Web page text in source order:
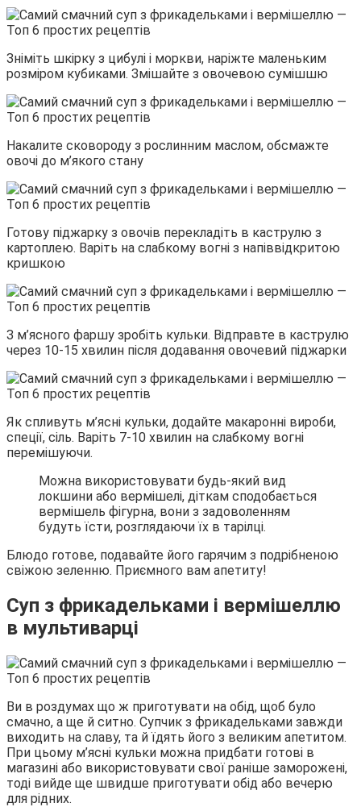
Зніміть шкірку з цибулі і моркви, наріжте маленьким
розміром кубиками. Змішайте з овочевою сумішшю
Накалите сковороду з рослинним маслом, обсмажте
овочі до м’якого стану
Готову піджарку з овочів перекладіть в каструлю з
картоплею. Варіть на слабкому вогні з напіввідкритою
кришкою
З м’ясного фаршу зробіть кульки. Відправте в каструлю
через 10-15 хвилин після додавання овочевий піджарки
Як спливуть м’ясні кульки, додайте макаронні вироби,
спеції, сіль. Варіть 7-10 хвилин на слабкому вогні
перемішуючи.
Можна використовувати будь-який вид
локшини або вермішелі, діткам сподобається
вермішель фігурна, вони з задоволенням
будуть їсти, розглядаючи їх в тарілці.
Блюдо готове, подавайте його гарячим з подрібненою
свіжою зеленню. Приємного вам апетиту!
Суп з фрикадельками і вермішеллю
в мультиварці
Ви в роздумах що ж приготувати на обід, щоб було
смачно, а ще й ситно. Супчик з фрикадельками завжди
виходить на славу, та й їдять його з великим апетитом.
При цьому м’ясні кульки можна придбати готові в
магазині або використовувати свої раніше заморожені,
тоді вийде ще швидше приготувати обід або вечерю
для рідних.